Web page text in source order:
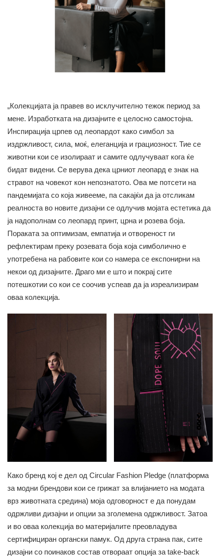
„Колекцијата ја правев во исклучително тежок период за
мене. Изработката на дизајните е целосно самостојна.
Инспирација црпев од леопардот како симбол за
издржливост, сила, моќ, елеганција и грациозност. Тие се
животни кои се изолираат и самите одлучуваат кога ќе
бидат видени. Се верува дека црниот леопард е знак на
стравот на човекот кон непознатото. Ова ме потсети на
пандемијата со која живееме, па сакајќи да ја отсликам
реалноста во новите дизајни се одлучив мојата естетика да
ја надополнам со леопард принт, црна и розева боја.
Пораката за оптимизам, емпатија и отвореност ги
рефлектирам преку розевата боја која симболично е
употребена на рабовите кои со намера се експонирни на
некои од дизајните. Драго ми е што и покрај сите
потешкотии со кои се соочив успеав да ја изреализирам
оваа колекција.
Како бренд кој е дел од Circular Fashion Pledge (платформа
за модни брендови кои се грижат за влијанието на модата
врз животната средина) моја одговорност е да понудам
одржливи дизајни и опции за зголемена одржливост. Затоа
и во оваа колекција во материјалите преовладува
сертифициран органски памук. Од друга страна пак, сите
дизајни со поинаков состав отвораат опција за take-back